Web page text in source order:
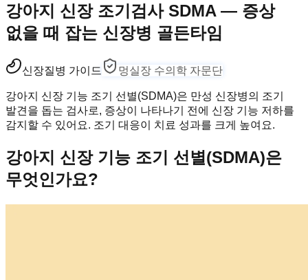
강아지 신장 조기검사 SDMA — 증상
없을 때 잡는 신장병 골든타임
신장질병 가이드 멍실장 수의학 자문단
강아지 신장 기능 조기 선별(SDMA)은 만성 신장병의 조기
발견을 돕는 검사로, 증상이 나타나기 전에 신장 기능 저하를
감지할 수 있어요. 조기 대응이 치료 성과를 크게 높여요.
강아지 신장 기능 조기 선별(SDMA)은
무엇인가요?